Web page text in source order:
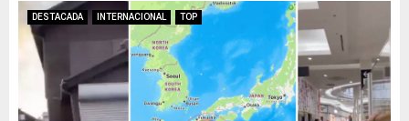
DESTACADA INTERNACIONAL TOP